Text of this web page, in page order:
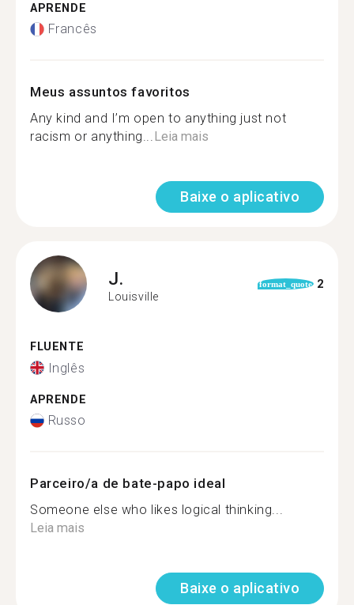
APRENDE
Francês
Meus assuntos favoritos
Any kind and I’m open to anything just not
racism or anything...Leia mais
Baixe o aplicativo
J.
Louisville
format_quote 2
FLUENTE
Inglês
APRENDE
Russo
Parceiro/a de bate-papo ideal
Someone else who likes logical thinking...
Leia mais
Baixe o aplicativo